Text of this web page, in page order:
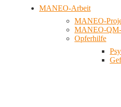
MANEO-Arbeit
MANEO-
MANEO-
Opferhilfe